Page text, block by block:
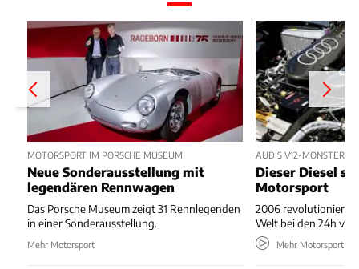
MOTORSPORT IM PORSCHE MUSEUM
Neue Sonderausstellung mit
legendären Rennwagen
Das Porsche Museum zeigt 31 Rennlegenden
in einer Sonderausstellung.
Mehr Motorsport
AUDIS V12-MONSTER
Dieser Diesel
Motorsport
2006
Welt bei den 24h von
Mehr Motorsport